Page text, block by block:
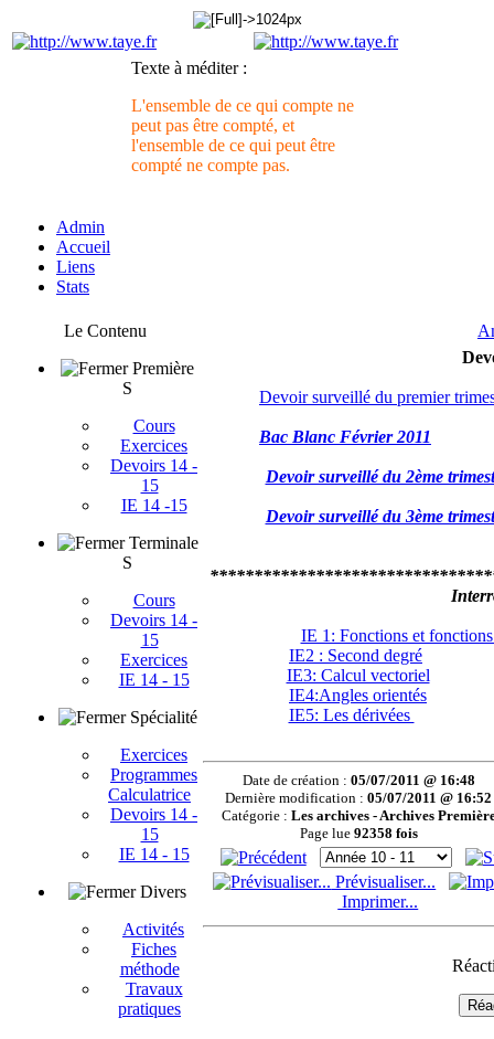
Texte à méditer :
L'ensemble de ce qui compte ne
peut pas être compté, et
l'ensemble de ce qui peut être
compté ne compte pas.
Admin
Accueil
Liens
Stats
Le Contenu
Première
S
Cours
Exercices
Devoirs 14 -
15
IE 14 -15
Terminale
S
Cours
Devoirs 14 -
15
Exercices
IE 14 - 15
Spécialité
Exercices
Programmes
Calculatrice
Devoirs 14 -
15
IE 14 - 15
Divers
Activités
Fiches
méthode
Travaux
pratiques
Devoir surveillé du premier
Bac Blanc Février 2011
Devoir surveillé du 2ème
Devoir surveillé du 3ème
IE 1: Fonctions et fonctions
IE2 : Second degré
IE3: Calcul vectoriel
IE4:Angles orientés
IE5: Les dérivées
Date de création : 05/07/2011 @ 16:48
Dernière modification :05/07/2011 @ 16:52
Catégorie : Les archives - Archives
Page lue 92358 fois
Prévisualiser...
Imprimer...